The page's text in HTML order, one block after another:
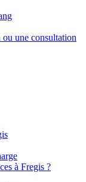
une consultation
à Fregis ?